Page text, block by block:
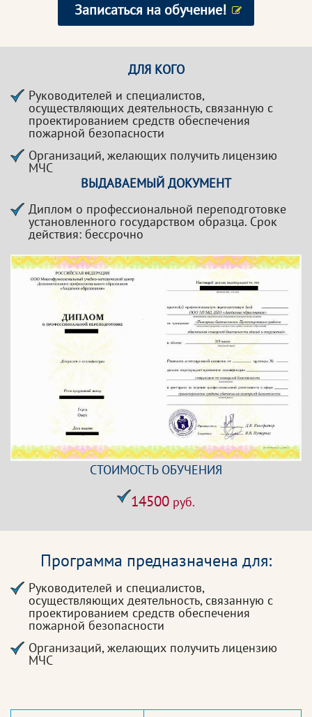
Записаться на обучение!
ДЛЯ КОГО
Руководителей и специалистов,
осуществляющих деятельность, связанную с
проектированием средств обеспечения
пожарной безопасности
Организаций, желающих получить лицензию
МЧС
ВЫДАВАЕМЫЙ ДОКУМЕНТ
Диплом о профессиональной переподготовке
установленного государством образца. Срок
действия: бессрочно
СТОИМОСТЬ ОБУЧЕНИЯ
14500 руб.
Программа предназначена для:
Руководителей и специалистов,
осуществляющих деятельность, связанную с
проектированием средств обеспечения
пожарной безопасности
Организаций, желающих получить лицензию
МЧС